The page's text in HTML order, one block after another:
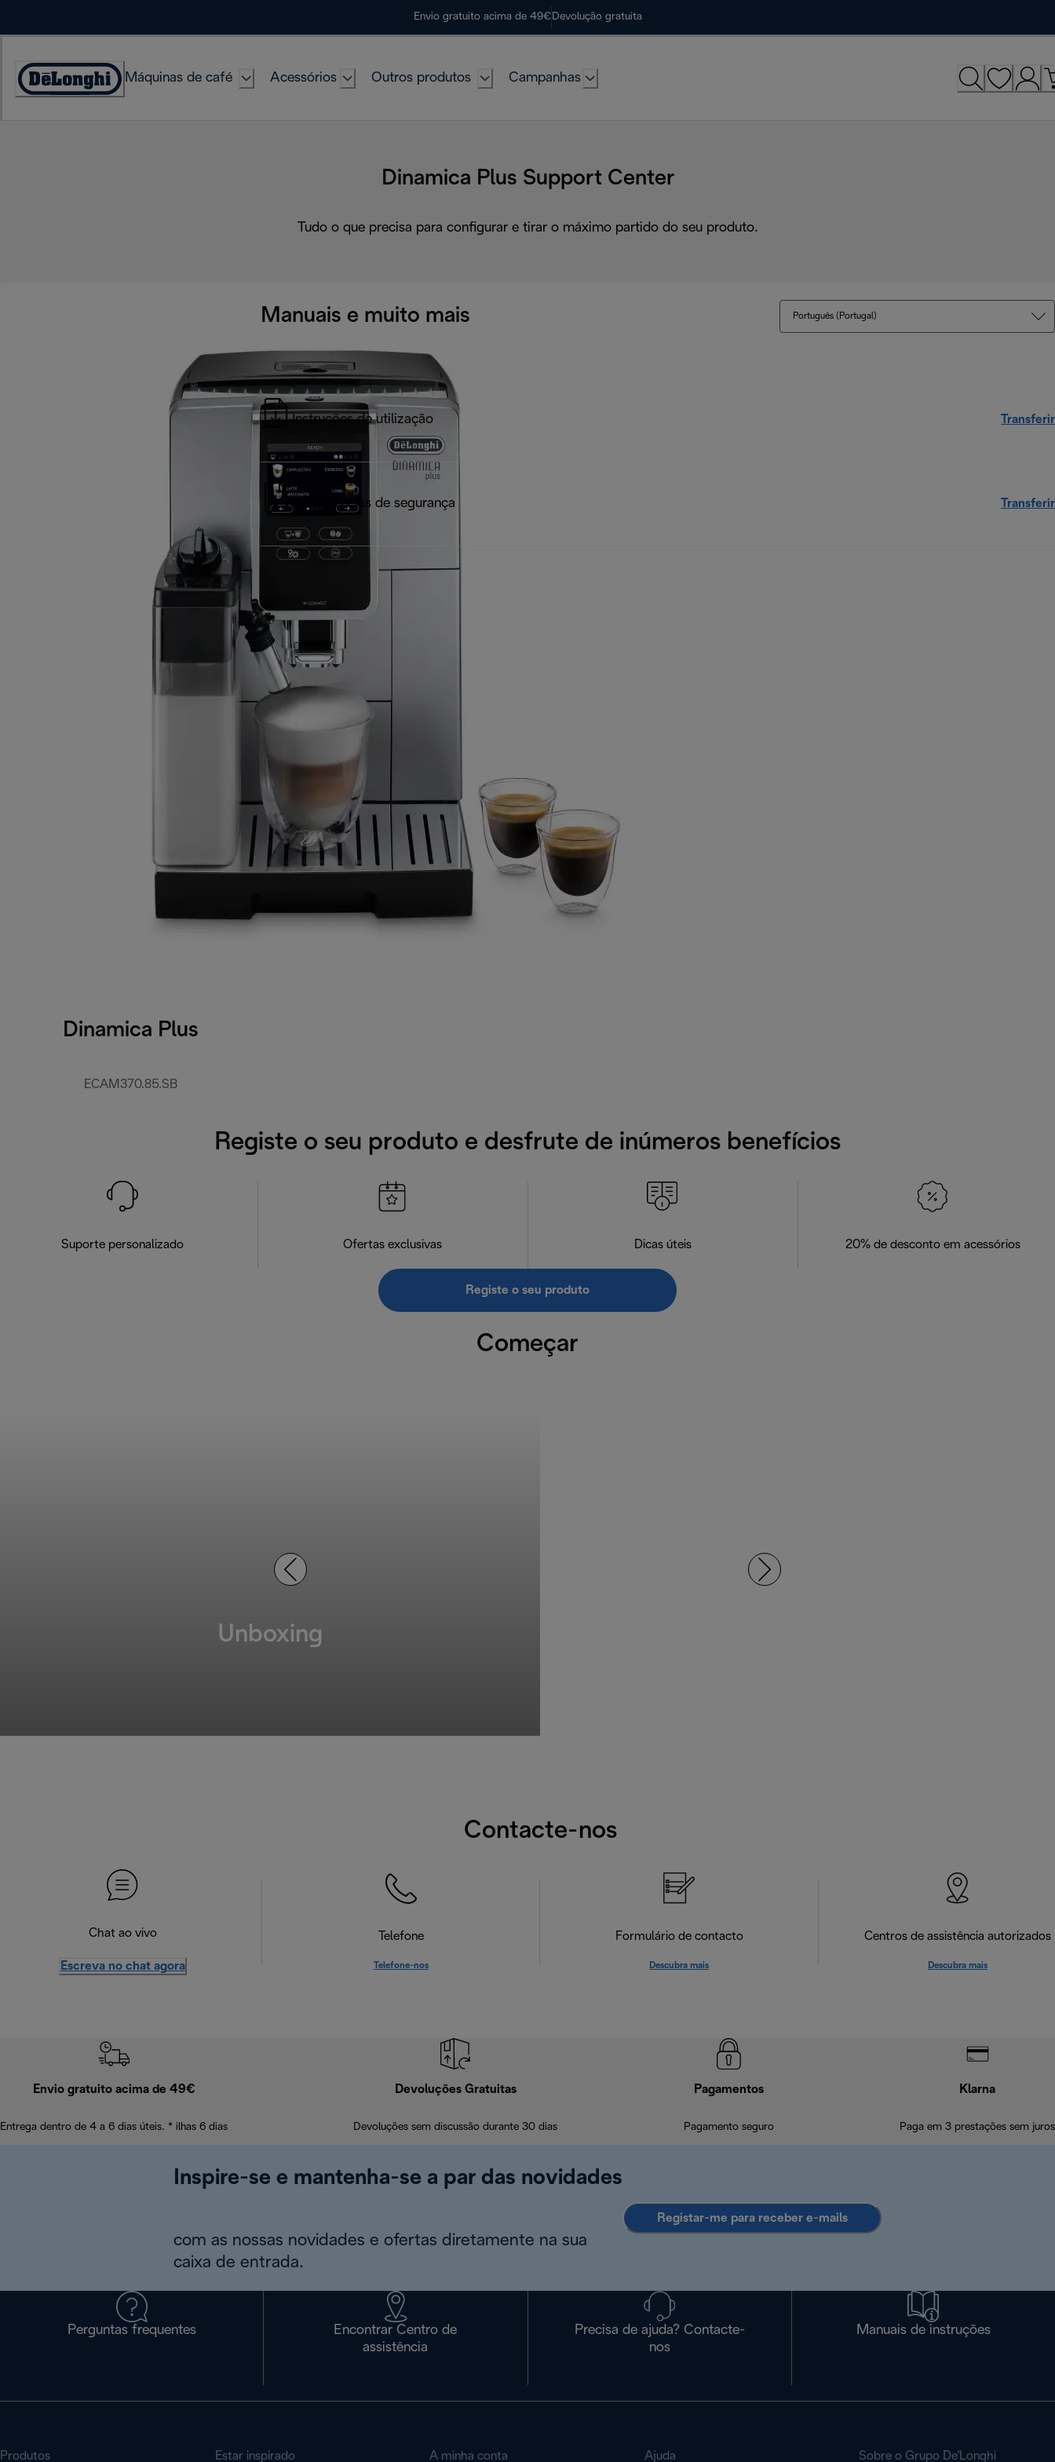
Envio gratuito acima de 49€ Devolução gratuita
Accessibility
Máquinas de café Acessórios Outros produtos Campanhas
Dinamica Plus Support Center
Tudo o que precisa para configurar e tirar o máximo partido do seu produto.
Dinamica Plus
ECAM370.85.SB
Manuais e muito mais Português (Portugal)
Instruções de utilização Transferir
Advertências de segurança Transferir
Registe o seu produto e desfrute de inúmeros benefícios
Suporte personalizado Ofertas exclusivas Dicas úteis 20% de desconto em acessórios
Registe o seu produto
Começar
Unboxing
Contacte-nos
Chat ao vivo
Escreva no chat agora
Telefone
Telefone-nos
Formulário de contacto
Descubra mais
Centros de assistência autorizados
Descubra mais
Envio gratuito acima de 49€
Entrega dentro de 4 a 6 dias úteis. * ilhas 6 dias
Devoluções Gratuitas
Devoluções sem discussão durante 30 dias
Pagamentos
Pagamento seguro
Klarna
Paga em 3 prestações sem juros
Inspire-se e mantenha-se a par das novidades
com as nossas novidades e ofertas diretamente na sua
caixa de entrada.
Registar-me para receber e-mails
Perguntas frequentes
Encontrar Centro de
assistência
Precisa de ajuda? Contacte-
nos
Manuais de instruções
Produtos Estar inspirado A minha conta Ajuda Sobre o Grupo De'Longhi